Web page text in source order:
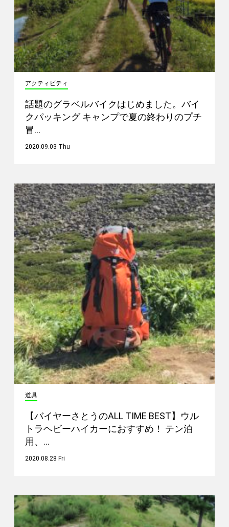
アクティビティ
話題のグラベルバイクはじめました。バイ
クパッキング キャンプで夏の終わりのプチ
冒…
2020.09.03 Thu
道具
【バイヤーさとうのALL TIME BEST】ウル
トラヘビーハイカーにおすすめ！ テン泊
用、…
2020.08.28 Fri